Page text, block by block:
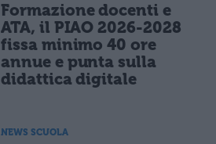
Formazione docenti e
ATA, il PIAO 2026-2028
fissa minimo 40 ore
annue e punta sulla
didattica digitale
NEWS SCUOLA